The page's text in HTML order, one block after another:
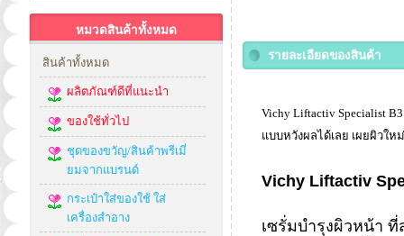
หมวดสินค้าทั้งหมด
สินค้าทั้งหมด
ผลิตภัณฑ์ดีที่แนะนำ
ของใช้ทั่วไป
ชุดของขวัญ/สินค้าพรีเมี่
ยมจากแบรนด์
กระเป๋าใส่ของใช้ ใส่
เครื่องสำอาง
รายละเอียดของสินค้า
Vichy Liftactiv Specialist
แบบหวังผลได้เลย เผยผิวให
Vichy Liftactiv
เซรั่มบำรุงผิวหน้า